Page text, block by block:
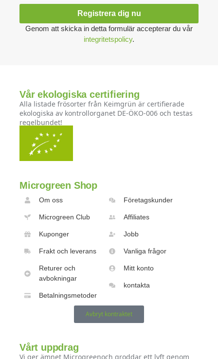
Registrera dig nu
Genom att skicka in detta formulär accepterar du vår
integritetspolicy.
Vår ekologiska certifiering
Alla listade frösorter från Keimgrün är certifierade
ekologiska av kontrollorganet DE-ÖKO-006 och testas
regelbundet!
Microgreen Shop
Om oss
Microgreen Club
Kuponger
Frakt och leverans
Returer och
avbokningar
Betalningsmetoder
Företagskunder
Affiliates
Jobb
Vanliga frågor
Mitt konto
kontakta
Avbryt kontraktet
Vårt uppdrag
Vi ger ämnet Microgreenoch groddar ett lyft genom